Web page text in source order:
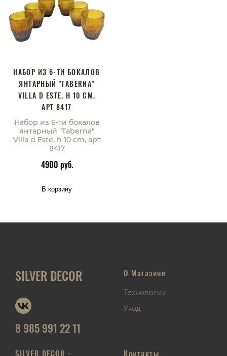
НАБОР ИЗ 6-ТИ БОКАЛОВ
ЯНТАРНЫЙ "TABERNA"
VILLA D ESTE, H 10 CM,
АРТ 8417
Набор из 6-ти бокалов
янтарный "Taberna"
Villa d Este, h 10 cm, арт
8417
4900 руб.
В корзину
SILVER DECOR
8 985 991 22 11
О Магазине
Технологии
Уход
SILVER DECOR - Контакты